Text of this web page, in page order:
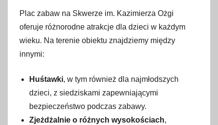
2
0
2
3
Plac zabaw na Skwerze im. Kazimierza Ożgi
oferuje różnorodne atrakcje dla dzieci w każdym
wieku. Na terenie obiektu znajdziemy między
innymi:
Huśtawki, w tym również dla najmłodszych
dzieci, z siedziskami zapewniającymi
bezpieczeństwo podczas zabawy.
Zjeżdżalnie o różnych wysokościach,